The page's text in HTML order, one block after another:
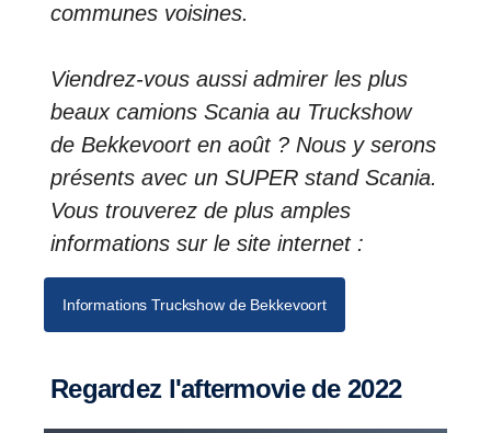
communes voisines.
Viendrez-vous aussi admirer les plus
beaux camions Scania au Truckshow
de Bekkevoort en août ? Nous y serons
présents avec un SUPER stand Scania.
Vous trouverez de plus amples
informations sur le site internet :
Informations Truckshow de Bekkevoort
Regardez l'aftermovie de 2022